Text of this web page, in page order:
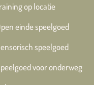
op locatie
einde speelgoed
speelgoed
voor onderweg